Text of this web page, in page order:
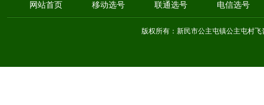
网站首页 移动选号 联通选号 电信选号
版权所有：新民市公主屯镇公主屯村